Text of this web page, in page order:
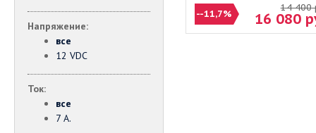
Напряжение:
все
12 VDC
Ток:
все
7 А.
--11,7%
14 400
16 080